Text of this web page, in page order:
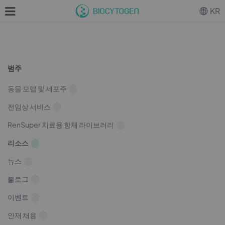
범주
동물 모델 및 세포주
전임상 서비스
RenSuper 치료용 항체 라이브러리
리소스
뉴스
블로그
이벤트
인재 채용
KR